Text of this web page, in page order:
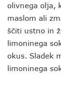
olivnega olja,
maslom ali
ščiti ustno in
limoninega
okus. Sladek
limoninega